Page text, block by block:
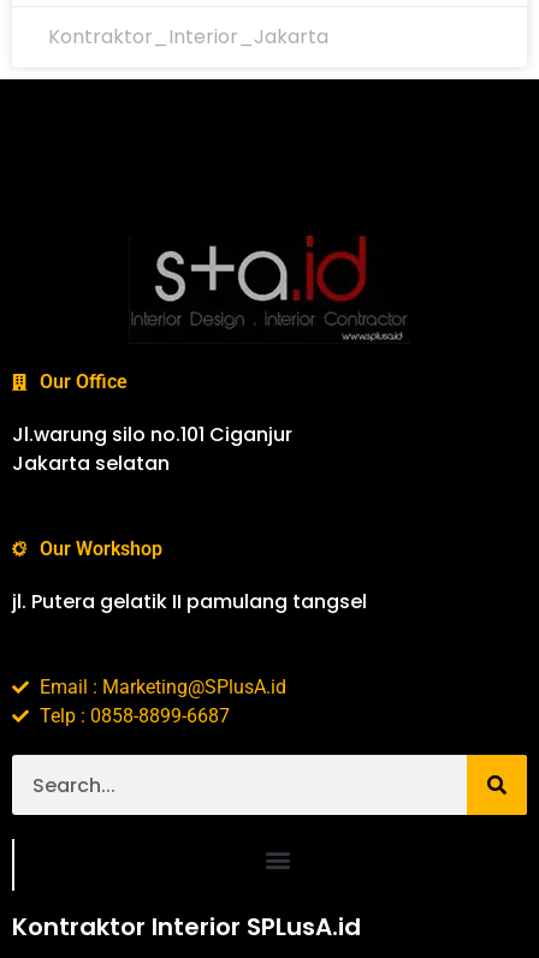
Kontraktor_Interior_Jakarta
Our Office
Jl.warung silo no.101 Ciganjur
Jakarta selatan
Our Workshop
jl. Putera gelatik II pamulang tangsel
Email : Marketing@SPlusA.id
Telp : 0858-8899-6687
Kontraktor Interior SPLusA.id